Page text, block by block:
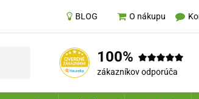
BLOG O nákupu
100%
zákazníkov odporúča